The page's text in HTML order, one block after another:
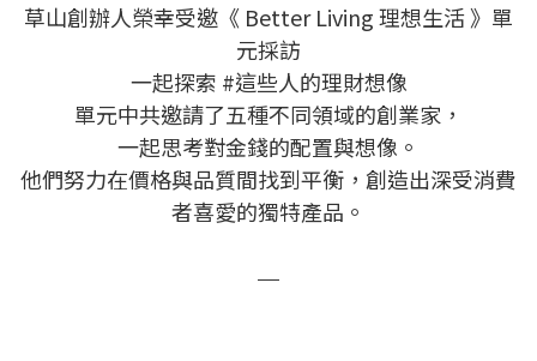
草山創辦人榮幸受邀《 Better Living 理想生活 》單
元採訪
一起探索 #這些人的理財想像
單元中共邀請了五種不同領域的創業家，
一起思考對金錢的配置與想像。
他們努力在價格與品質間找到平衡，創造出深受消費
者喜愛的獨特產品。​